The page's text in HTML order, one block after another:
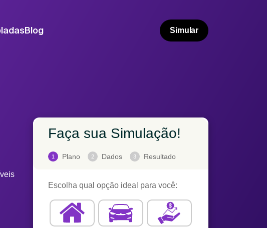
Blog Simular
Faça sua Simulação!
1 Plano 2 Dados 3 Resultado
Escolha qual opção ideal para você: